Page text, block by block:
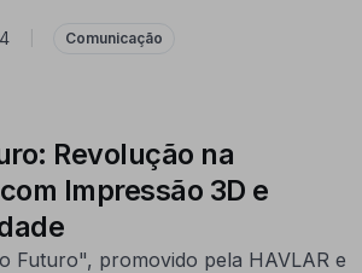
Comunicação
Revolução na
Impressão 3D e
Futuro", promovido pela HAVLAR e